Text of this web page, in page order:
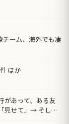
チーム、海外でも凄
ほか
があって、ある友
見せて」→ そした